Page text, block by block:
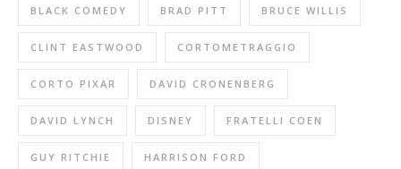
BLACK COMEDY BRAD PITT BRUCE WILLIS
CLINT EASTWOOD CORTOMETRAGGIO
CORTO PIXAR DAVID CRONENBERG
DAVID LYNCH DISNEY FRATELLI COEN
GUY RITCHIE HARRISON FORD